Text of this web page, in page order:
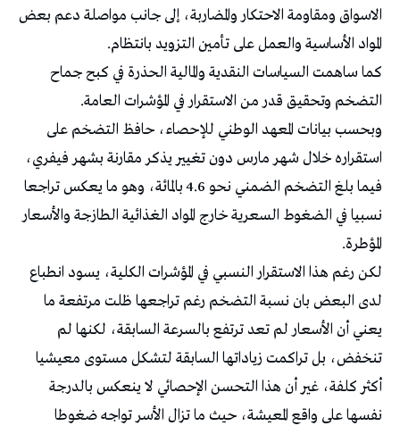
الاسواق ومقاومة الاحتكار والمضاربة، إلى جانب مواصلة دعم بعض
المواد الأساسية والعمل على تأمين التزويد بانتظام.
كما ساهمت السياسات النقدية والمالية الحذرة في كبح جماح
التضخم وتحقيق قدر من الاستقرار في المؤشرات العامة.
وبحسب بيانات المعهد الوطني للإحصاء، حافظ التضخم على
استقراره خلال شهر مارس دون تغيير يذكر مقارنة بشهر فيفري،
فيما بلغ التضخم الضمني نحو 4.6 بالمائة، وهو ما يعكس تراجعا
نسبيا في الضغوط السعرية خارج المواد الغذائية الطازجة والأسعار
المؤطرة.
لكن رغم هذا الاستقرار النسبي في المؤشرات الكلية، يسود انطباع
لدى البعض بان نسبة التضخم رغم تراجعها ظلت مرتفعة ما
يعني أن الأسعار لم تعد ترتفع بالسرعة السابقة، لكنها لم
تنخفض، بل تراكمت زياداتها السابقة لتشكل مستوى معيشيا
أكثر كلفة، غير أن هذا التحسن الإحصائي لا ينعكس بالدرجة
نفسها على واقع المعيشة، حيث ما تزال الأسر تواجه ضغوطا